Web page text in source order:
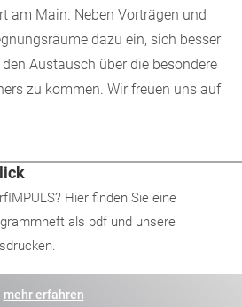
am Main. Neben Vorträgen und
dazu ein, sich besser
Austausch über die besondere
zu kommen. Wir freuen uns auf
Hier finden Sie eine
als pdf und unsere
mehr erfahren